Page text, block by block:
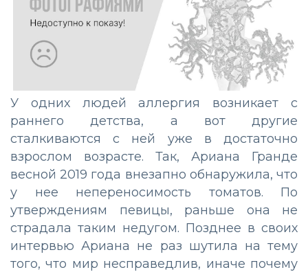
У одних людей аллергия возникает с
раннего детства, а вот другие
сталкиваются с ней уже в достаточно
взрослом возрасте. Так, Ариана Гранде
весной 2019 года внезапно обнаружила, что
у нее непереносимость томатов. По
утверждениям певицы, раньше она не
страдала таким недугом. Позднее в своих
интервью Ариана не раз шутила на тему
того, что мир несправедлив, иначе почему